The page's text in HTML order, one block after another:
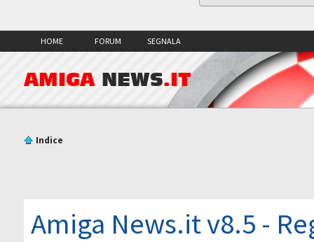
HOME FORUM SEGNALA
AMIGA NEWS.IT
Indice
Amiga News.it v8.5 -